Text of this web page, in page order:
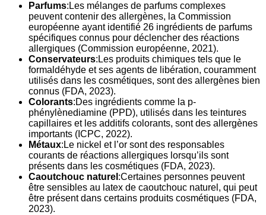
Parfums:Les mélanges de parfums complexes
peuvent contenir des allergènes, la Commission
européenne ayant identifié 26 ingrédients de parfums
spécifiques connus pour déclencher des réactions
allergiques (Commission européenne, 2021).
Conservateurs:Les produits chimiques tels que le
formaldéhyde et ses agents de libération, couramment
utilisés dans les cosmétiques, sont des allergènes bien
connus (FDA, 2023).
Colorants:Des ingrédients comme la p-
phénylènediamine (PPD), utilisés dans les teintures
capillaires et les additifs colorants, sont des allergènes
importants (ICPC, 2022).
Métaux:Le nickel et l’or sont des responsables
courants de réactions allergiques lorsqu’ils sont
présents dans les cosmétiques (FDA, 2023).
Caoutchouc naturel :Certaines personnes peuvent
être sensibles au latex de caoutchouc naturel, qui peut
être présent dans certains produits cosmétiques (FDA,
2023).